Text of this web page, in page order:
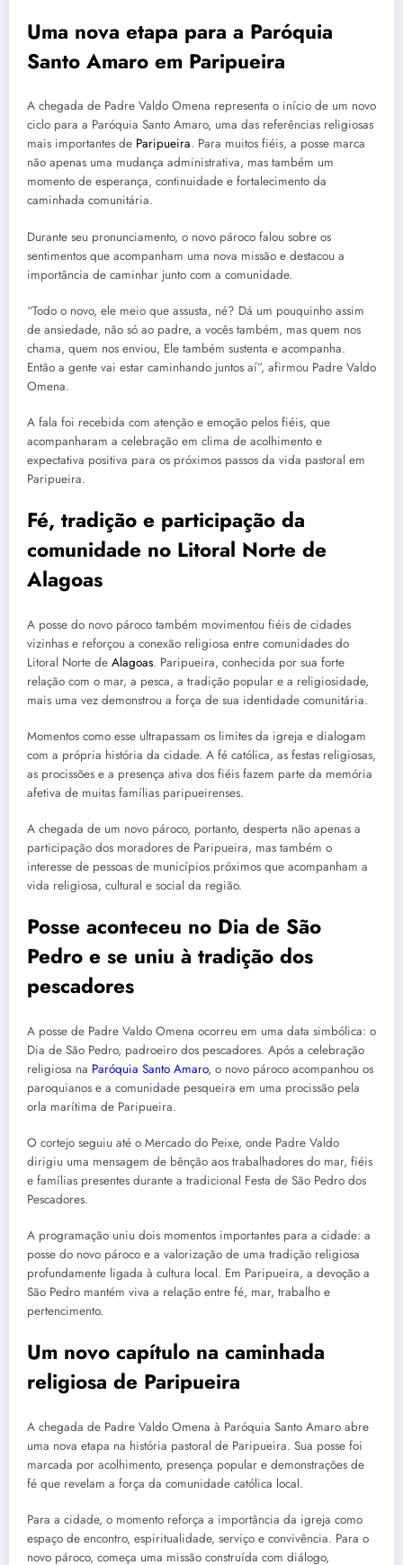
Uma nova etapa para a Paróquia
Santo Amaro em Paripueira
A chegada de Padre Valdo Omena representa o início de um novo
ciclo para a Paróquia Santo Amaro, uma das referências religiosas
mais importantes de Paripueira. Para muitos fiéis, a posse marca
não apenas uma mudança administrativa, mas também um
momento de esperança, continuidade e fortalecimento da
caminhada comunitária.
Durante seu pronunciamento, o novo pároco falou sobre os
sentimentos que acompanham uma nova missão e destacou a
importância de caminhar junto com a comunidade.
“Todo o novo, ele meio que assusta, né? Dá um pouquinho assim
de ansiedade, não só ao padre, a vocês também, mas quem nos
chama, quem nos enviou, Ele também sustenta e acompanha.
Então a gente vai estar caminhando juntos aí”, afirmou Padre Valdo
Omena.
A fala foi recebida com atenção e emoção pelos fiéis, que
acompanharam a celebração em clima de acolhimento e
expectativa positiva para os próximos passos da vida pastoral em
Paripueira.
Fé, tradição e participação da
comunidade no Litoral Norte de
Alagoas
A posse do novo pároco também movimentou fiéis de cidades
vizinhas e reforçou a conexão religiosa entre comunidades do
Litoral Norte de Alagoas. Paripueira, conhecida por sua forte
relação com o mar, a pesca, a tradição popular e a religiosidade,
mais uma vez demonstrou a força de sua identidade comunitária.
Momentos como esse ultrapassam os limites da igreja e dialogam
com a própria história da cidade. A fé católica, as festas religiosas,
as procissões e a presença ativa dos fiéis fazem parte da memória
afetiva de muitas famílias paripueirenses.
A chegada de um novo pároco, portanto, desperta não apenas a
participação dos moradores de Paripueira, mas também o
interesse de pessoas de municípios próximos que acompanham a
vida religiosa, cultural e social da região.
Posse aconteceu no Dia de São
Pedro e se uniu à tradição dos
pescadores
A posse de Padre Valdo Omena ocorreu em uma data simbólica: o
Dia de São Pedro, padroeiro dos pescadores. Após a celebração
religiosa na Paróquia Santo Amaro, o novo pároco acompanhou os
paroquianos e a comunidade pesqueira em uma procissão pela
orla marítima de Paripueira.
O cortejo seguiu até o Mercado do Peixe, onde Padre Valdo
dirigiu uma mensagem de bênção aos trabalhadores do mar, fiéis
e famílias presentes durante a tradicional Festa de São Pedro dos
Pescadores.
A programação uniu dois momentos importantes para a cidade: a
posse do novo pároco e a valorização de uma tradição religiosa
profundamente ligada à cultura local. Em Paripueira, a devoção a
São Pedro mantém viva a relação entre fé, mar, trabalho e
pertencimento.
Um novo capítulo na caminhada
religiosa de Paripueira
A chegada de Padre Valdo Omena à Paróquia Santo Amaro abre
uma nova etapa na história pastoral de Paripueira. Sua posse foi
marcada por acolhimento, presença popular e demonstrações de
fé que revelam a força da comunidade católica local.
Para a cidade, o momento reforça a importância da igreja como
espaço de encontro, espiritualidade, serviço e convivência. Para o
novo pároco, começa uma missão construída com diálogo,